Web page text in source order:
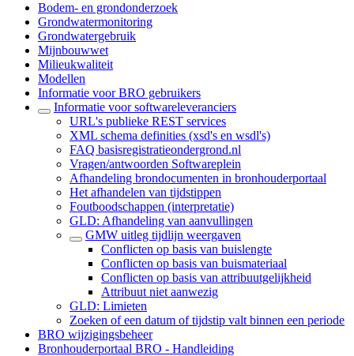
Bodem- en grondonderzoek
Grondwatermonitoring
Grondwatergebruik
Mijnbouwwet
Milieukwaliteit
Modellen
Informatie voor BRO gebruikers
Informatie voor softwareleveranciers
URL's publieke REST services
XML schema definities (xsd's en wsdl's)
FAQ basisregistratieondergrond.nl
Vragen/antwoorden Softwareplein
Afhandeling brondocumenten in bronhouderportaal
Het afhandelen van tijdstippen
Foutboodschappen (interpretatie)
GLD: Afhandeling van aanvullingen
GMW uitleg tijdlijn weergaven
Conflicten op basis van buislengte
Conflicten op basis van buismateriaal
Conflicten op basis van attribuutgelijkheid
Attribuut niet aanwezig
GLD: Limieten
Zoeken of een datum of tijdstip valt binnen een periode
BRO wijzigingsbeheer
Bronhouderportaal BRO - Handleiding